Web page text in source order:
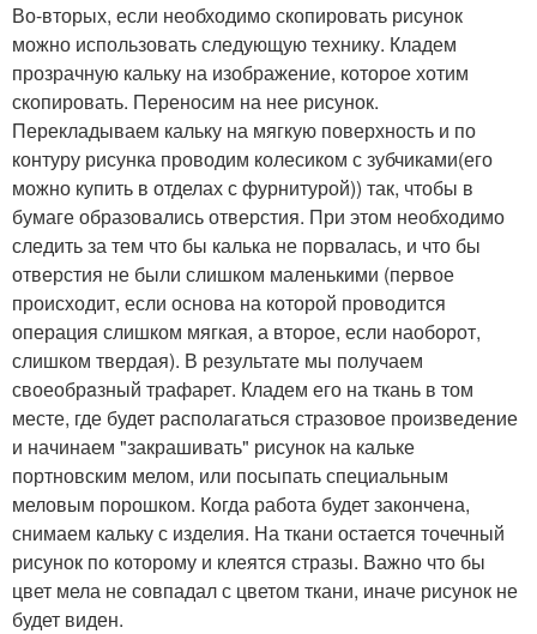
Во-вторых, если необходимо скопировать рисунок
можно использовать следующую технику. Кладем
прозрачную кальку на изображение, которое хотим
скопировать. Переносим на нее рисунок.
Перекладываем кальку на мягкую поверхность и по
контуру рисунка проводим колесиком с зубчиками(его
можно купить в отделах с фурнитурой)) так, чтобы в
бумаге образовались отверстия. При этом необходимо
следить за тем что бы калька не порвалась, и что бы
отверстия не были слишком маленькими (первое
происходит, если основа на которой проводится
операция слишком мягкая, а второе, если наоборот,
слишком твердая). В результате мы получаем
своеобрaзный трафарет. Кладем его на ткань в том
месте, где будет располагаться стразовое произведение
и начинаем "закрашивать" рисунок на кальке
портновским мелом, или посыпать специальным
меловым порошком. Когда работа будет закончена,
снимаем кальку с изделия. На ткани остается точечный
рисунок по которому и клеятся стразы. Важно что бы
цвет мела не совпадал с цветом ткани, иначе рисунок не
будет виден.